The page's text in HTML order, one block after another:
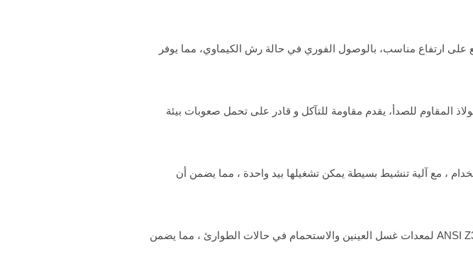
على ارتفاع مناسب، بالوصول الفوري في حالة رش الكيماوي، مما يوفر
المقاوم للصدأ، يقدم مقاومة للتآكل و قادر على تحمل صعوبات بيئة
، مع آلية تنشيط بسيطة يمكن تشغيلها بيد واحدة ، مما يضمن أن
يلبي المعيار ANSI Z358.1-2014 لمعدات غسل العينين والاستحمام في حالات الطوارئ ، مما يضمن